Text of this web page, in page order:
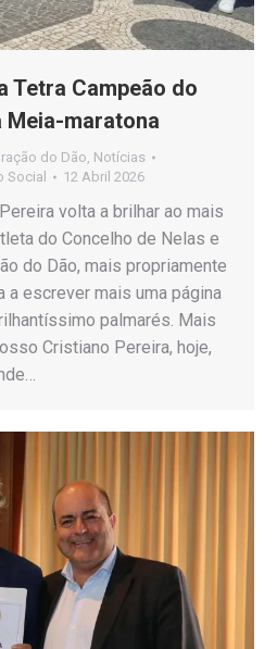
Tetra Campeão do
Meia-maratona
do Dão, Notícias
Social 12 Abril 2026
volta a brilhar ao mais
do Concelho de Nelas e
do Dão, mais propriamente
a escrever mais uma página
palmarés. Mais
Cristiano Pereira, hoje,